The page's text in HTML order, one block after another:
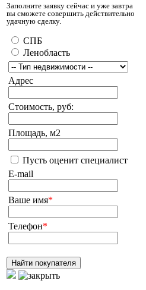
Заполните заявку сейчас и уже завтра
вы сможете совершить действительно
удачную сделку.
СПБ
Ленобласть
Адрес
Стоимость, руб:
Площадь, м2
Пусть оценит специалист
E-mail
Ваше имя*
Телефон*